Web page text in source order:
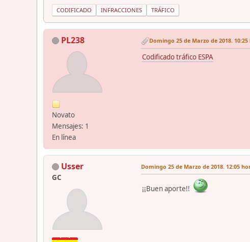
CODIFICADO INFRACCIONES TRÁFICO
PL238
Novato
Mensajes: 1
En línea
Domingo 25 de Marzo de 2018.
Codificado tráfico ESPA
Usser
GC
Domingo 25 de Marzo de 2018. 12:05
¡¡Buen aporte!!